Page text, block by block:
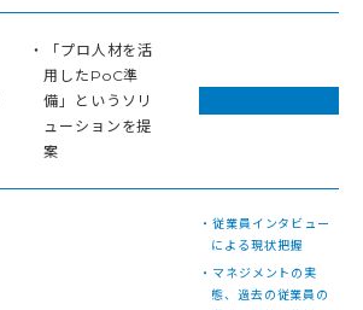
・「プロ人材を活
用したPoC準
備」というソリ
ューションを提
案
・従業員インタビュー
による現状把握
・マネジメントの実
態、過去の従業員の